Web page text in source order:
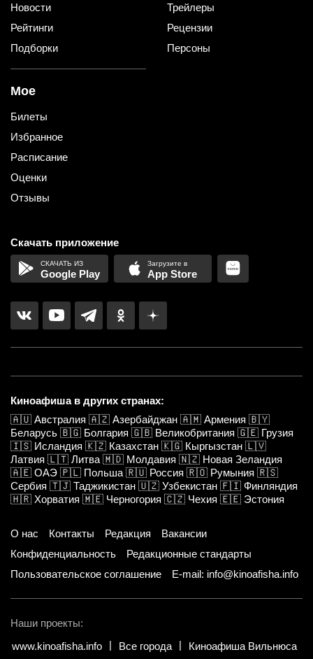
Новости
Рейтинги
Подборки
Трейлеры
Рецензии
Персоны
Мое
Билеты
Избранное
Расписание
Оценки
Отзывы
Скачать приложение
Google Play App Store
Киноафиша в других странах:
🇦🇺 Австралия 🇦🇿 Азербайджан 🇦🇲 Армения 🇧🇾
Беларусь 🇧🇬 Болгария 🇬🇧 Великобритания 🇬🇪 Грузия
🇮🇸 Исландия 🇰🇿 Казахстан 🇰🇬 Кыргызстан 🇱🇻
Латвия 🇱🇹 Литва 🇲🇩 Молдавия 🇳🇿 Новая Зеландия
🇦🇪 ОАЭ 🇵🇱 Польша 🇷🇺 Россия 🇷🇴 Румыния 🇷🇸
Сербия 🇹🇯 Таджикистан 🇺🇿 Узбекистан 🇫🇮 Финляндия
🇭🇷 Хорватия 🇲🇪 Черногория 🇨🇿 Чехия 🇪🇪 Эстония
О нас Контакты Редакция
Вакансии
Конфиденциальность
Редакционные стандарты
Пользовательское соглашение
E-mail: info@kinoafisha.info
Наши проекты:
www.kinoafisha.info
Все города Киноафиша Вильнюса